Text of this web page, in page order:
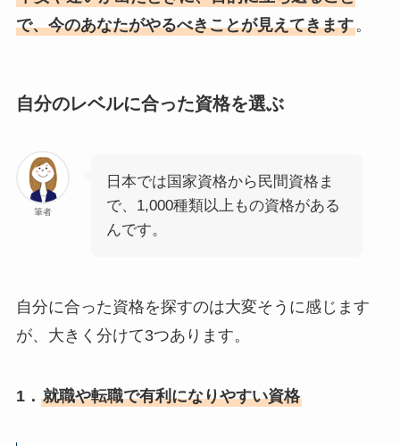
で、今のあなたがやるべきことが見えてきます。
自分のレベルに合った資格を選ぶ
筆者
日本では国家資格から民間資格ま
で、1,000種類以上もの資格がある
んです。
自分に合った資格を探すのは大変そうに感じます
が、大きく分けて3つあります。
1． 就職や転職で有利になりやすい資格